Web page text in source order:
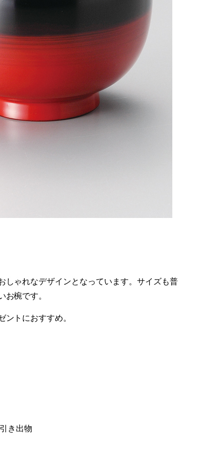
しゃれなデザインとなっています。サイズも普
椀です。
トにおすすめ。
き出物